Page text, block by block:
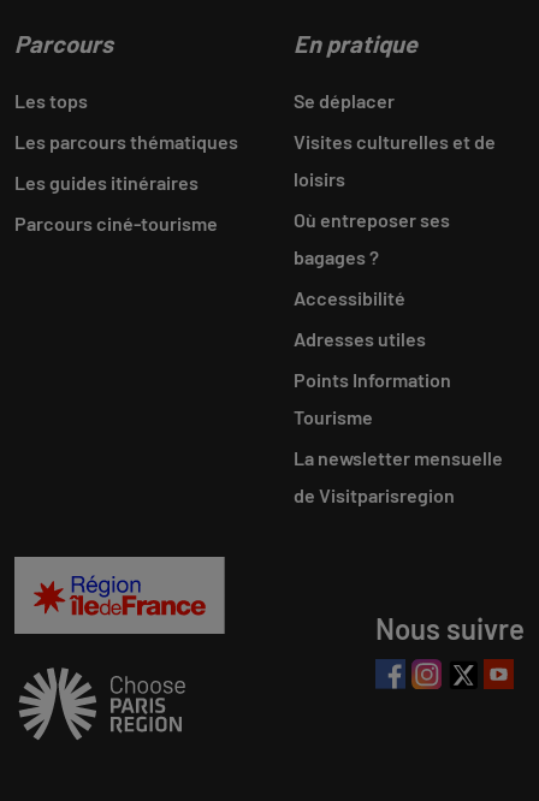
Parcours
Les tops
Les parcours thématiques
Les guides itinéraires
Parcours ciné-tourisme
En pratique
Se déplacer
Visites culturelles et de
loisirs
Où entreposer ses
bagages ?
Accessibilité
Adresses utiles
Points Information
Tourisme
La newsletter mensuelle
de Visitparisregion
Nous suivre